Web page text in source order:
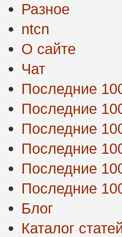
Разное
ntcn
О сайте
Чат
Последние
Последние
Последние
Последние
Последние
Последние
Блог
Каталог